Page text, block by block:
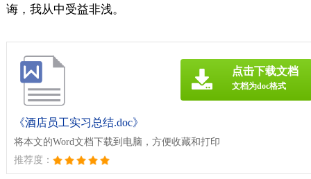
诲，我从中受益非浅。
《酒店员工实习总结.doc》
将本文的Word文档下载到电脑，方便收藏和打印
推荐度：
点击下载文档
文档为doc格式